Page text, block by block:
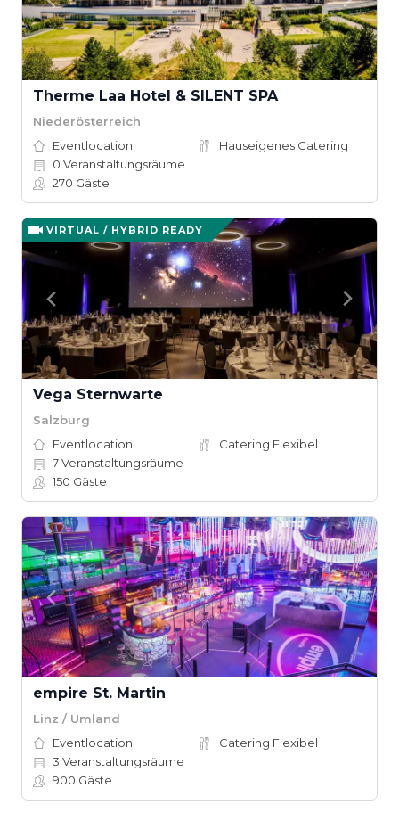
Therme Laa Hotel & SILENT SPA
Niederösterreich
Eventlocation
Hauseigenes Catering
0 Veranstaltungsräume
270 Gäste
VIRTUAL / HYBRID READY
Vega Sternwarte
Salzburg
Eventlocation
Catering Flexibel
7Veranstaltungsräume
150 Gäste
empire St. Martin
Linz / Umland
Eventlocation
Catering Flexibel
3 Veranstaltungsräume
900 Gäste